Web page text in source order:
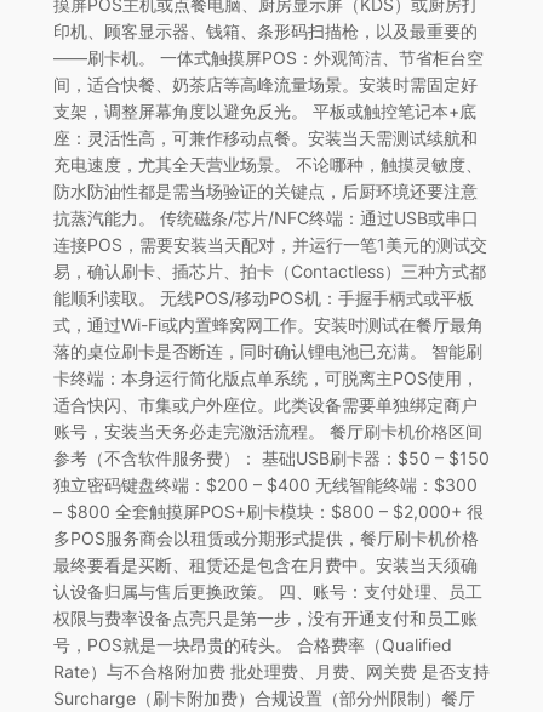
印机、顾客显示器、钱箱、条形码扫描枪，以及最重要的
——刷卡机。 一体式触摸屏POS：外观简洁、节省柜台空
间，适合快餐、奶茶店等高峰流量场景。安装时需固定好
支架，调整屏幕角度以避免反光。 平板或触控笔记本+底
座：灵活性高，可兼作移动点餐。安装当天需测试续航和
充电速度，尤其全天营业场景。 不论哪种，触摸灵敏度、
防水防油性都是需当场验证的关键点，后厨环境还要注意
抗蒸汽能力。 传统磁条/芯片/NFC终端：通过USB或串口
连接POS，需要安装当天配对，并运行一笔1美元的测试交
易，确认刷卡、插芯片、拍卡（Contactless）三种方式都
能顺利读取。 无线POS/移动POS机：手握手柄式或平板
式，通过Wi-Fi或内置蜂窝网工作。安装时测试在餐厅最角
落的桌位刷卡是否断连，同时确认锂电池已充满。 智能刷
卡终端：本身运行简化版点单系统，可脱离主POS使用，
适合快闪、市集或户外座位。此类设备需要单独绑定商户
账号，安装当天务必走完激活流程。 餐厅刷卡机价格区间
参考（不含软件服务费）： 基础USB刷卡器：$50 – $150
独立密码键盘终端：$200 – $400 无线智能终端：$300
– $800 全套触摸屏POS+刷卡模块：$800 – $2,000+ 很
多POS服务商会以租赁或分期形式提供，餐厅刷卡机价格
最终要看是买断、租赁还是包含在月费中。安装当天须确
认设备归属与售后更换政策。 四、账号：支付处理、员工
权限与费率设备点亮只是第一步，没有开通支付和员工账
号，POS就是一块昂贵的砖头。 合格费率（Qualified
Rate）与不合格附加费 批处理费、月费、网关费 是否支持
Surcharge（刷卡附加费）合规设置（部分州限制）餐厅